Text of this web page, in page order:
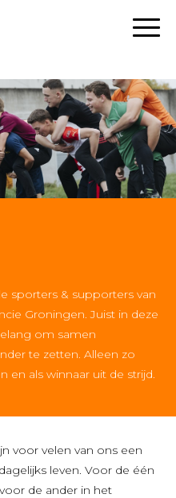
sporters & supporters van
Groningen. Juist in deze
om samen
te zetten. Alleen zo
en als winnaar uit de strijd.
voor velen van ons een
leven. Voor de één
de ander in het